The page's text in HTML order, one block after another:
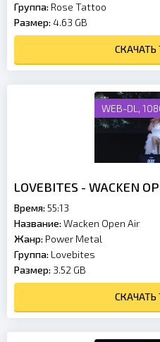
Группа: Rose Tattoo
Размер: 4.63 GB
СКАЧАТЬ
WEB-DL,
LOVEBITES - WACKEN
Время: 55:13
Название: Wacken Open Air
Жанр: Power Metal
Группа: Lovebites
Размер: 3.52 GB
СКАЧАТЬ